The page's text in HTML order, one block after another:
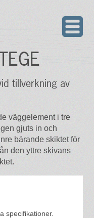
tillverkning av
väggelement i tre
gjuts in och
bärande skiktet för
den yttre skivans
specifikationer.